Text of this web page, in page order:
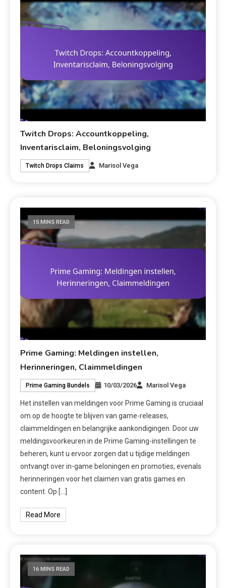
Twitch Drops: Accountkoppeling,
Inventarisclaim, Beloningsvolging
Twitch Drops Claims Marisol Vega
15 MINS READ
Prime Gaming: Meldingen instellen,
Herinneringen, Claimmeldingen
Prime Gaming Bundels 10/03/2026 Marisol Vega
Het instellen van meldingen voor Prime Gaming is cruciaal
om op de hoogte te blijven van game-releases,
claimmeldingen en belangrijke aankondigingen. Door uw
meldingsvoorkeuren in de Prime Gaming-instellingen te
beheren, kunt u ervoor zorgen dat u tijdige meldingen
ontvangt over in-game beloningen en promoties, evenals
herinneringen voor het claimen van gratis games en
content. Op […]
Read More
16 MINS READ